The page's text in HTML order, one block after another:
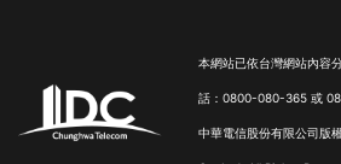
本網站已依台灣網站內容
話：0800-080-365 或
中華電信股份有限公司